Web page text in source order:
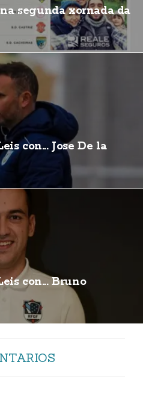
segunda xornada da
con... Jose De la
con... Bruno